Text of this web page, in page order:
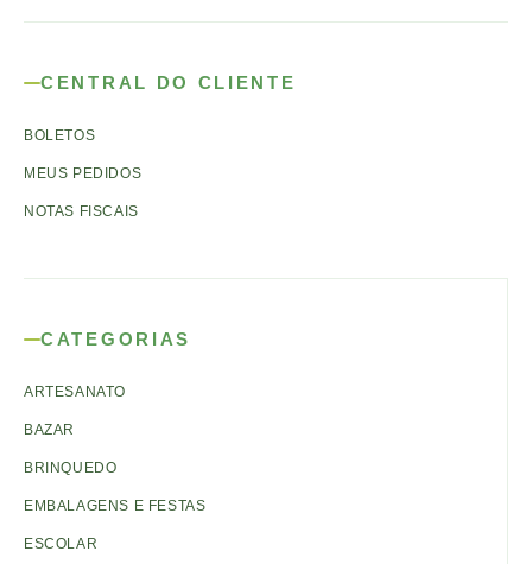
CENTRAL DO CLIENTE
BOLETOS
MEUS PEDIDOS
NOTAS FISCAIS
CATEGORIAS
ARTESANATO
BAZAR
BRINQUEDO
EMBALAGENS E FESTAS
ESCOLAR